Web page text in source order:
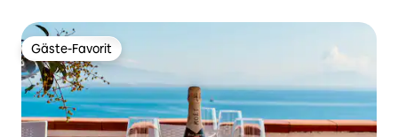
Gäste-Favorit
Gäste-Favorit